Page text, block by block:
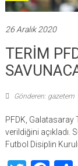
26 Aralık 2020
TERİM
Gönderen: gazetem
PFDK, Galatasaray
verildiğini açıkladı.
Futbol Disiplin